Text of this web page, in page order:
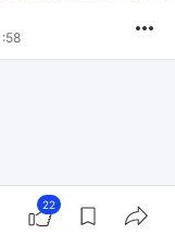
22